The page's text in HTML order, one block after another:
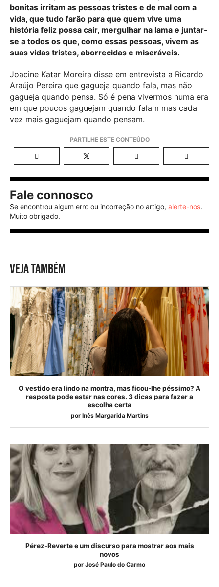
bonitas irritam as pessoas tristes e de mal com a
vida, que tudo farão para que quem vive uma
história feliz possa cair, mergulhar na lama e juntar-
se a todos os que, como essas pessoas, vivem as
suas vidas tristes, aborrecidas e miseráveis.
Joacine Katar Moreira disse em entrevista a Ricardo
Araújo Pereira que gagueja quando fala, mas não
gagueja quando pensa. Só é pena vivermos numa era
em que poucos gaguejam quando falam mas cada
vez mais gaguejam quando pensam.
Fale connosco
Se encontrou algum erro ou incorreção no artigo, alerte-nos.
Muito obrigado.
VEJA TAMBÉM
O vestido era lindo na montra, mas ficou-lhe péssimo? A
resposta pode estar nas cores. 3 dicas para fazer a
escolha certa
por Inês Margarida Martins
Pérez-Reverte e um discurso para mostrar aos mais
novos
por José Paulo do Carmo